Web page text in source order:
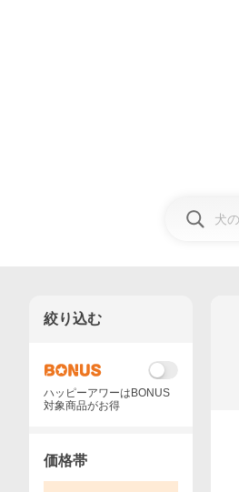
絞り込む
ハッピーアワーはBONUS
対象商品がお得
価格帯